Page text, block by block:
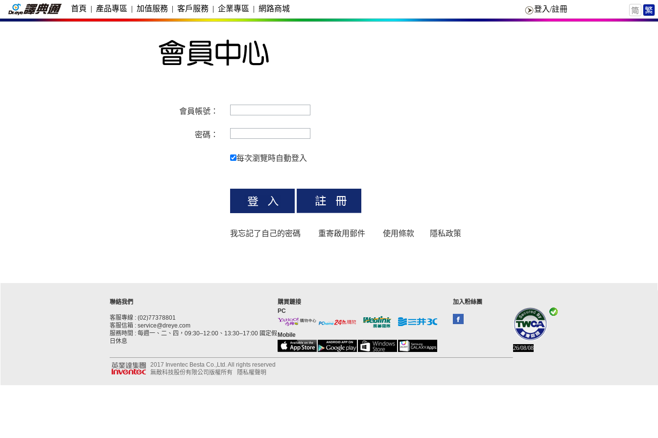
首頁 | 產品專區 | 加值服務 | 客戶服務 | 企業專區 | 網路商城 登入/註冊
會員帳號：
密碼：
每次瀏覽時自動登入
我忘記了自己的密碼 重寄啟用郵件 使用條款 隱私政策
聯絡我們
客服專線 : (02)77378801
客服信箱 : service@dreye.com
服務時間 : 每週一、二、四，09:30–12:00、13:30–17:00 國定假
日休息
購買鏈接
PC
Mobile
加入粉絲團
26/08/08
2017 Inventec Besta Co.,Ltd. All rights reserved
無敵科技股份有限公司版權所有
隱私權聲明